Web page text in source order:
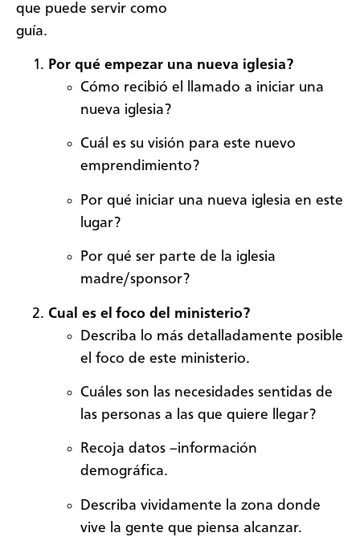
que puede servir como
guía.
Por qué empezar una nueva iglesia?
Cómo recibió el llamado a iniciar una
nueva iglesia?
Cuál es su visión para este nuevo
emprendimiento?
Por qué iniciar una nueva iglesia en este
lugar?
Por qué ser parte de la iglesia
madre/sponsor?
Cual es el foco del ministerio?
Describa lo más detalladamente posible
el foco de este ministerio.
Cuáles son las necesidades sentidas de
las personas a las que quiere llegar?
Recoja datos –información
demográfica.
Describa vividamente la zona donde
vive la gente que piensa alcanzar.